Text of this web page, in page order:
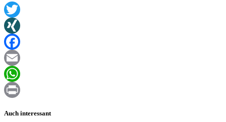
Twitter
XING
Facebook
Email
WhatsApp
Auch interessant